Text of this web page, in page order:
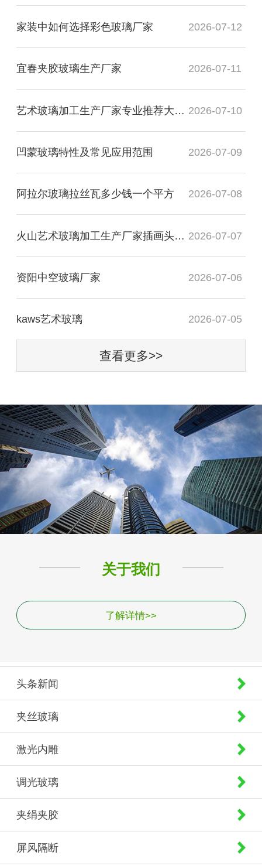
家装中如何选择彩色玻璃厂家 2026-07-12
宜春夹胶玻璃生产厂家 2026-07-11
艺术玻璃加工生产厂家专业推荐大专毕业 2026-07-10
凹蒙玻璃特性及常见应用范围 2026-07-09
阿拉尔玻璃拉丝瓦多少钱一个平方 2026-07-08
火山艺术玻璃加工生产厂家插画头像图 2026-07-07
资阳中空玻璃厂家 2026-07-06
kaws艺术玻璃 2026-07-05
查看更多>>
关于我们
了解详情>>
头条新闻
夹丝玻璃
激光内雕
调光玻璃
夹绢夹胶
屏风隔断